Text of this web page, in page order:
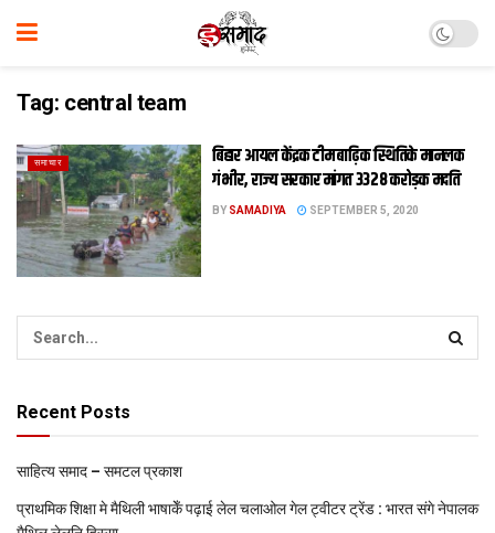
Tag: central team
समाचार
बिहार आयल केंद्रक टीम बाढ़िक स्थितिके मानलक
गंभीर, राज्य सरकार मांगत 3328 करोड़क मदति
BY SAMADIYA SEPTEMBER 5, 2020
Recent Posts
साहित्य समाद – समटल प्रकाश
प्राथमिक शि‍क्षा मे मैथि‍ली भाषाकेँ पढ़ाई लेल चलाओल गेल ट्वीटर ट्रेंड : भारत संगे नेपालक